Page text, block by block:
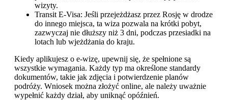
wizyty.
Transit E-Visa: Jeśli przejeżdżasz przez Rosję w drodze
do innego miejsca, ta wiza pozwala na krótki pobyt,
zazwyczaj nie dłuższy niż 3 dni, podczas przesiadki na
lotach lub wjeżdżania do kraju.
Kiedy aplikujesz o e-wizę, upewnij się, że spełnione są
wszystkie wymagania. Każdy typ ma określone standardy
dokumentów, takie jak zdjęcia i potwierdzenie planów
podróży. Wniosek można złożyć online, ale należy uważnie
wypełnić każdy dział, aby uniknąć opóźnień.